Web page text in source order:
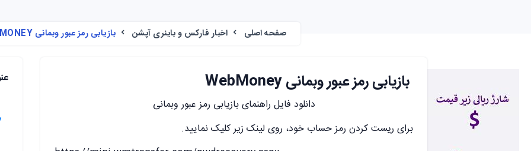
صفحه اصلی اخبار فارکس و باینری آپشن بازیابی رمز عبور وبمانی WEBMONEY
بازیابی رمز عبور وبمانی WebMoney
دانلود فایل راهنمای بازیابی رمز عبور وبمانی
برای ریست کردن رمز حساب خود، روی لینک زیر کلیک نمایید.